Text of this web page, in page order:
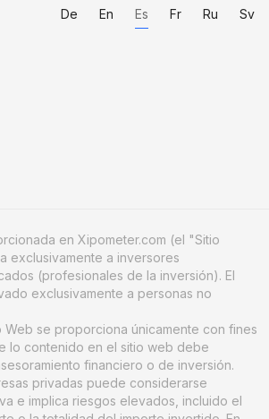
De En Es Fr Ru Sv
en Xipometer.com (el "Sitio
exclusivamente a inversores
(profesionales de la inversión). El
exclusivamente a personas no
Web se proporciona únicamente con fines
lo contenido en el sitio web debe
financiero o de inversión.
privadas puede considerarse
e implica riesgos elevados, incluido el